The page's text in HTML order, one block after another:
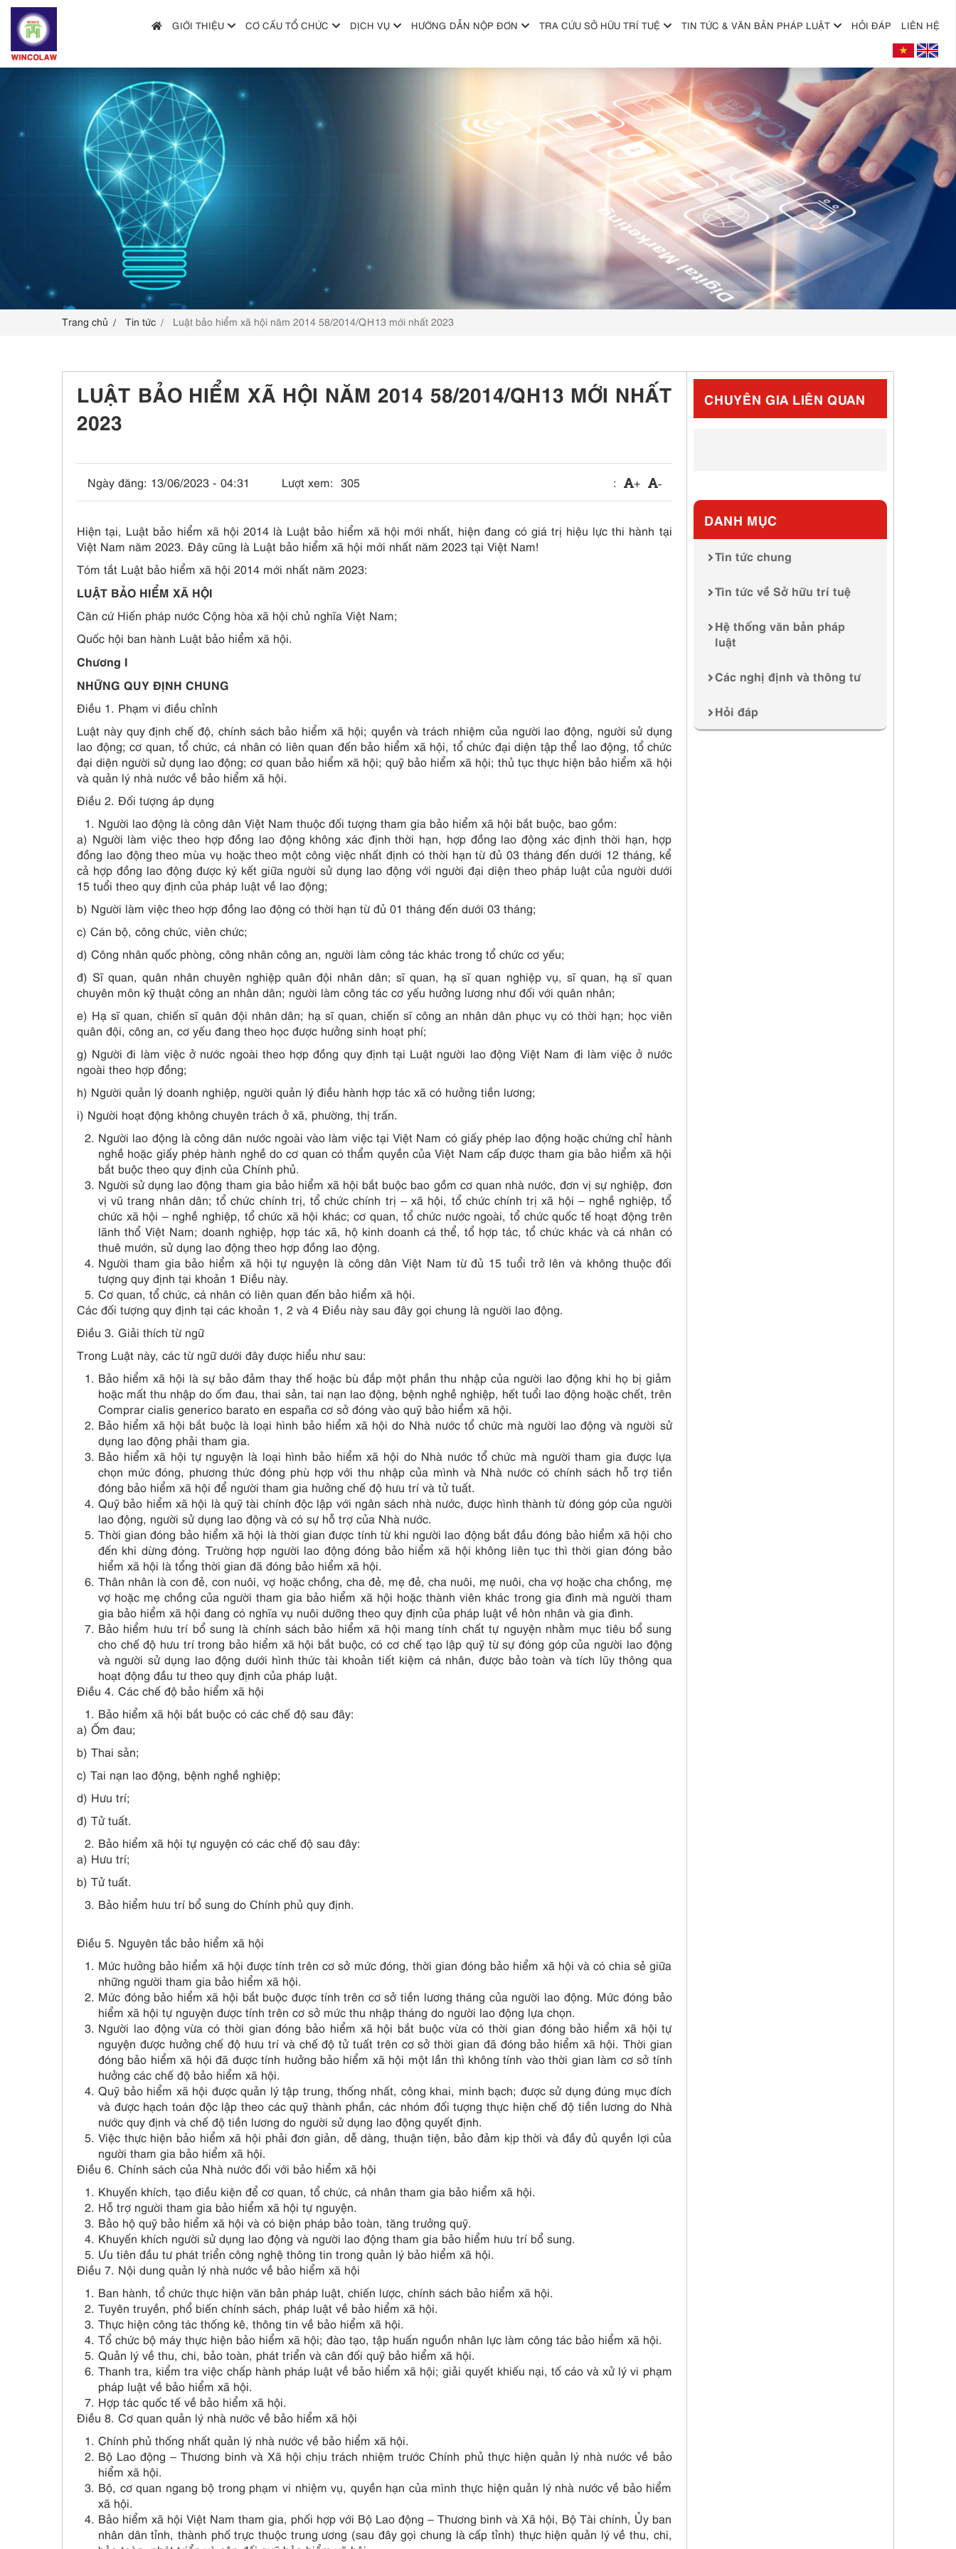
+
CƠ CẤU TỔ CHỨC +
+
HƯỚNG DẪN NỘP ĐƠN
TRA CỨU SỞ HỮU TRÍ TUỆ
TIN TỨC & VĂN BẢN PHÁP LUẬT
HỎI ĐÁP
GIỚI THIỆU CƠ CẤU TỔ CHỨC DỊCH VỤ HƯỚNG DẪN NỘP ĐƠN TRA CỨU SỞ HỮU TRÍ TUỆ TIN TỨC & VĂN BẢN PHÁP LUẬT HỎI ĐÁP LIÊN HỆ
Trang chủ Tin tức Luật bảo hiểm xã hội năm 2014 58/2014/QH13 mới nhất 2023
LUẬT BẢO HIỂM XÃ HỘI NĂM 2014 58/2014/QH13 MỚI NHẤT
2023
Ngày đăng: 13/06/2023 - 04:31 Lượt xem: 305 : + -
Hiện tại, Luật bảo hiểm xã hội 2014 là Luật bảo hiểm xã hội mới nhất, hiện đang có giá trị hiệu lực thi hành tại
Việt Nam năm 2023. Đây cũng là Luật bảo hiểm xã hội mới nhất năm 2023 tại Việt Nam!
Tóm tắt Luật bảo hiểm xã hội 2014 mới nhất năm 2023:
LUẬT BẢO HIỂM XÃ HỘI
Căn cứ Hiến pháp nước Cộng hòa xã hội chủ nghĩa Việt Nam;
Quốc hội ban hành Luật bảo hiểm xã hội.
Chương I
NHỮNG QUY ĐỊNH CHUNG
Điều 1. Phạm vi điều chỉnh
Luật này quy định chế độ, chính sách bảo hiểm xã hội; quyền và trách nhiệm của người lao động, người sử dụng
lao động; cơ quan, tổ chức, cá nhân có liên quan đến bảo hiểm xã hội, tổ chức đại diện tập thể lao động, tổ chức
đại diện người sử dụng lao động; cơ quan bảo hiểm xã hội; quỹ bảo hiểm xã hội; thủ tục thực hiện bảo hiểm xã hội
và quản lý nhà nước về bảo hiểm xã hội.
Điều 2. Đối tượng áp dụng
Người lao động là công dân Việt Nam thuộc đối tượng tham gia bảo hiểm xã hội bắt buộc, bao gồm:
a) Người làm việc theo hợp đồng lao động không xác định thời hạn, hợp đồng lao động xác định thời hạn, hợp
đồng lao động theo mùa vụ hoặc theo một công việc nhất định có thời hạn từ đủ 03 tháng đến dưới 12 tháng, kể
cả hợp đồng lao động được ký kết giữa người sử dụng lao động với người đại diện theo pháp luật của người dưới
15 tuổi theo quy định của pháp luật về lao động;
b) Người làm việc theo hợp đồng lao động có thời hạn từ đủ 01 tháng đến dưới 03 tháng;
c) Cán bộ, công chức, viên chức;
d) Công nhân quốc phòng, công nhân công an, người làm công tác khác trong tổ chức cơ yếu;
đ) Sĩ quan, quân nhân chuyên nghiệp quân đội nhân dân; sĩ quan, hạ sĩ quan nghiệp vụ, sĩ quan, hạ sĩ quan
chuyên môn kỹ thuật công an nhân dân; người làm công tác cơ yếu hưởng lương như đối với quân nhân;
e) Hạ sĩ quan, chiến sĩ quân đội nhân dân; hạ sĩ quan, chiến sĩ công an nhân dân phục vụ có thời hạn; học viên
quân đội, công an, cơ yếu đang theo học được hưởng sinh hoạt phí;
g) Người đi làm việc ở nước ngoài theo hợp đồng quy định tại Luật người lao động Việt Nam đi làm việc ở nước
ngoài theo hợp đồng;
h) Người quản lý doanh nghiệp, người quản lý điều hành hợp tác xã có hưởng tiền lương;
i) Người hoạt động không chuyên trách ở xã, phường, thị trấn.
Người lao động là công dân nước ngoài vào làm việc tại Việt Nam có giấy phép lao động hoặc chứng chỉ hành
nghề hoặc giấy phép hành nghề do cơ quan có thẩm quyền của Việt Nam cấp được tham gia bảo hiểm xã hội
bắt buộc theo quy định của Chính phủ.
Người sử dụng lao động tham gia bảo hiểm xã hội bắt buộc bao gồm cơ quan nhà nước, đơn vị sự nghiệp, đơn
vị vũ trang nhân dân; tổ chức chính trị, tổ chức chính trị – xã hội, tổ chức chính trị xã hội – nghề nghiệp, tổ
chức xã hội – nghề nghiệp, tổ chức xã hội khác; cơ quan, tổ chức nước ngoài, tổ chức quốc tế hoạt động trên
lãnh thổ Việt Nam; doanh nghiệp, hợp tác xã, hộ kinh doanh cá thể, tổ hợp tác, tổ chức khác và cá nhân có
thuê mướn, sử dụng lao động theo hợp đồng lao động.
Người tham gia bảo hiểm xã hội tự nguyện là công dân Việt Nam từ đủ 15 tuổi trở lên và không thuộc đối
tượng quy định tại khoản 1 Điều này.
Cơ quan, tổ chức, cá nhân có liên quan đến bảo hiểm xã hội.
Các đối tượng quy định tại các khoản 1, 2 và 4 Điều này sau đây gọi chung là người lao động.
Điều 3. Giải thích từ ngữ
Trong Luật này, các từ ngữ dưới đây được hiểu như sau:
Bảo hiểm xã hội là sự bảo đảm thay thế hoặc bù đắp một phần thu nhập của người lao động khi họ bị giảm
hoặc mất thu nhập do ốm đau, thai sản, tai nạn lao động, bệnh nghề nghiệp, hết tuổi lao động hoặc chết, trên
Comprar cialis generico barato en españa cơ sở đóng vào quỹ bảo hiểm xã hội.
Bảo hiểm xã hội bắt buộc là loại hình bảo hiểm xã hội do Nhà nước tổ chức mà người lao động và người sử
dụng lao động phải tham gia.
Bảo hiểm xã hội tự nguyện là loại hình bảo hiểm xã hội do Nhà nước tổ chức mà người tham gia được lựa
chọn mức đóng, phương thức đóng phù hợp với thu nhập của mình và Nhà nước có chính sách hỗ trợ tiền
đóng bảo hiểm xã hội để người tham gia hưởng chế độ hưu trí và tử tuất.
Quỹ bảo hiểm xã hội là quỹ tài chính độc lập với ngân sách nhà nước, được hình thành từ đóng góp của người
lao động, người sử dụng lao động và có sự hỗ trợ của Nhà nước.
Thời gian đóng bảo hiểm xã hội là thời gian được tính từ khi người lao động bắt đầu đóng bảo hiểm xã hội cho
đến khi dừng đóng. Trường hợp người lao động đóng bảo hiểm xã hội không liên tục thì thời gian đóng bảo
hiểm xã hội là tổng thời gian đã đóng bảo hiểm xã hội.
Thân nhân là con đẻ, con nuôi, vợ hoặc chồng, cha đẻ, mẹ đẻ, cha nuôi, mẹ nuôi, cha vợ hoặc cha chồng, mẹ
vợ hoặc mẹ chồng của người tham gia bảo hiểm xã hội hoặc thành viên khác trong gia đình mà người tham
gia bảo hiểm xã hội đang có nghĩa vụ nuôi dưỡng theo quy định của pháp luật về hôn nhân và gia đình.
Bảo hiểm hưu trí bổ sung là chính sách bảo hiểm xã hội mang tính chất tự nguyện nhằm mục tiêu bổ sung
cho chế độ hưu trí trong bảo hiểm xã hội bắt buộc, có cơ chế tạo lập quỹ từ sự đóng góp của người lao động
và người sử dụng lao động dưới hình thức tài khoản tiết kiệm cá nhân, được bảo toàn và tích lũy thông qua
hoạt động đầu tư theo quy định của pháp luật.
Điều 4. Các chế độ bảo hiểm xã hội
Bảo hiểm xã hội bắt buộc có các chế độ sau đây:
a) Ốm đau;
b) Thai sản;
c) Tai nạn lao động, bệnh nghề nghiệp;
d) Hưu trí;
đ) Tử tuất.
Bảo hiểm xã hội tự nguyện có các chế độ sau đây:
a) Hưu trí;
b) Tử tuất.
Bảo hiểm hưu trí bổ sung do Chính phủ quy định.
Điều 5. Nguyên tắc bảo hiểm xã hội
Mức hưởng bảo hiểm xã hội được tính trên cơ sở mức đóng, thời gian đóng bảo hiểm xã hội và có chia sẻ giữa
những người tham gia bảo hiểm xã hội.
Mức đóng bảo hiểm xã hội bắt buộc được tính trên cơ sở tiền lương tháng của người lao động. Mức đóng bảo
hiểm xã hội tự nguyện được tính trên cơ sở mức thu nhập tháng do người lao động lựa chọn.
Người lao động vừa có thời gian đóng bảo hiểm xã hội bắt buộc vừa có thời gian đóng bảo hiểm xã hội tự
nguyện được hưởng chế độ hưu trí và chế độ tử tuất trên cơ sở thời gian đã đóng bảo hiểm xã hội. Thời gian
đóng bảo hiểm xã hội đã được tính hưởng bảo hiểm xã hội một lần thì không tính vào thời gian làm cơ sở tính
hưởng các chế độ bảo hiểm xã hội.
Quỹ bảo hiểm xã hội được quản lý tập trung, thống nhất, công khai, minh bạch; được sử dụng đúng mục đích
và được hạch toán độc lập theo các quỹ thành phần, các nhóm đối tượng thực hiện chế độ tiền lương do Nhà
nước quy định và chế độ tiền lương do người sử dụng lao động quyết định.
Việc thực hiện bảo hiểm xã hội phải đơn giản, dễ dàng, thuận tiện, bảo đảm kịp thời và đầy đủ quyền lợi của
người tham gia bảo hiểm xã hội.
Điều 6. Chính sách của Nhà nước đối với bảo hiểm xã hội
Khuyến khích, tạo điều kiện để cơ quan, tổ chức, cá nhân tham gia bảo hiểm xã hội.
Hỗ trợ người tham gia bảo hiểm xã hội tự nguyện.
Bảo hộ quỹ bảo hiểm xã hội và có biện pháp bảo toàn, tăng trưởng quỹ.
Khuyến khích người sử dụng lao động và người lao động tham gia bảo hiểm hưu trí bổ sung.
Ưu tiên đầu tư phát triển công nghệ thông tin trong quản lý bảo hiểm xã hội.
Điều 7. Nội dung quản lý nhà nước về bảo hiểm xã hội
Ban hành, tổ chức thực hiện văn bản pháp luật, chiến lược, chính sách bảo hiểm xã hội.
Tuyên truyền, phổ biến chính sách, pháp luật về bảo hiểm xã hội.
Thực hiện công tác thống kê, thông tin về bảo hiểm xã hội.
Tổ chức bộ máy thực hiện bảo hiểm xã hội; đào tạo, tập huấn nguồn nhân lực làm công tác bảo hiểm xã hội.
Quản lý về thu, chi, bảo toàn, phát triển và cân đối quỹ bảo hiểm xã hội.
Thanh tra, kiểm tra việc chấp hành pháp luật về bảo hiểm xã hội; giải quyết khiếu nại, tố cáo và xử lý vi phạm
pháp luật về bảo hiểm xã hội.
Hợp tác quốc tế về bảo hiểm xã hội.
Điều 8. Cơ quan quản lý nhà nước về bảo hiểm xã hội
Chính phủ thống nhất quản lý nhà nước về bảo hiểm xã hội.
Bộ Lao động – Thương binh và Xã hội chịu trách nhiệm trước Chính phủ thực hiện quản lý nhà nước về bảo
hiểm xã hội.
Bộ, cơ quan ngang bộ trong phạm vi nhiệm vụ, quyền hạn của mình thực hiện quản lý nhà nước về bảo hiểm
xã hội.
Bảo hiểm xã hội Việt Nam tham gia, phối hợp với Bộ Lao động – Thương binh và Xã hội, Bộ Tài chính, Ủy ban
nhân dân tỉnh, thành phố trực thuộc trung ương (sau đây gọi chung là cấp tỉnh) thực hiện quản lý về thu, chi,
CHUYÊN GIA LIÊN QUAN
DANH MỤC
Tin tức chung
Tin tức về Sở hữu trí tuệ
Hệ thống văn bản pháp
luật
Các nghị định và thông tư
Hỏi đáp